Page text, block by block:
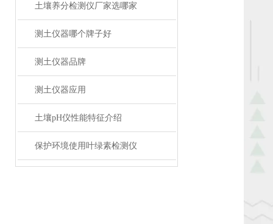
土壤养分检测仪厂家选哪家
测土仪器哪个牌子好
测土仪器品牌
测土仪器应用
土壤pH仪性能特征介绍
保护环境使用叶绿素检测仪